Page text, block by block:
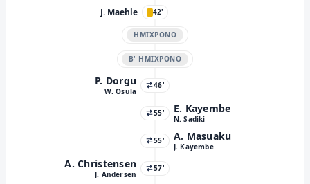
J. Maehle 42'
ΗΜΊΧΡΟΝΟ
Β' ΗΜΊΧΡΟΝΟ
P. Dorgu
W. Osula
46'
55' E. Kayembe
N. Sadiki
55' A. Masuaku
J. Kayembe
A. Christensen
J. Andersen
57'